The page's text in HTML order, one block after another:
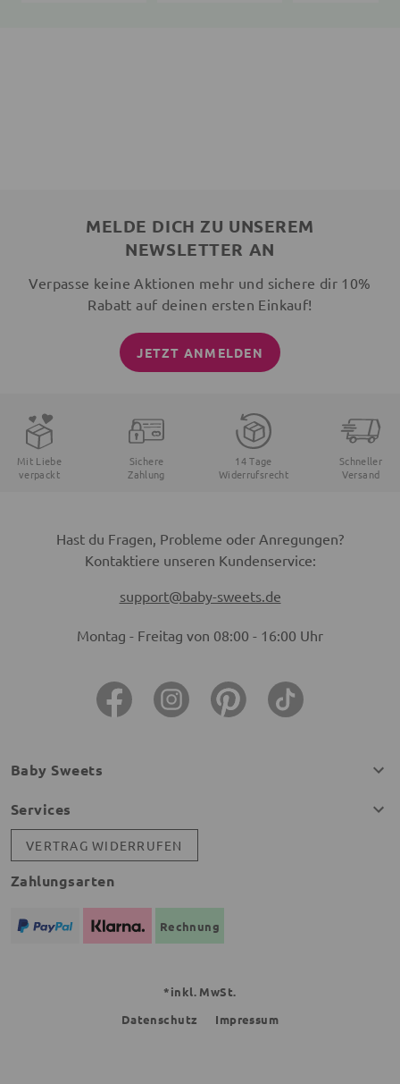
MELDE DICH ZU UNSEREM
NEWSLETTER AN
Verpasse keine Aktionen mehr und sichere dir 10%
Rabatt auf deinen ersten Einkauf!
JETZT ANMELDEN
Mit Liebe
verpackt
Sichere
Zahlung
14 Tage
Widerrufsrecht
Schneller
Versand
Hast du Fragen, Probleme oder Anregungen?
Kontaktiere unseren Kundenservice:
support@baby-sweets.de
Montag - Freitag von 08:00 - 16:00 Uhr
Baby Sweets
Services
VERTRAG WIDERRUFEN
Zahlungsarten
Rechnung
*inkl. MwSt.
Datenschutz
Impressum